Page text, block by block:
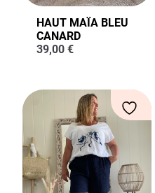
HAUT MAÏA BLEU
CANARD
39,00 €